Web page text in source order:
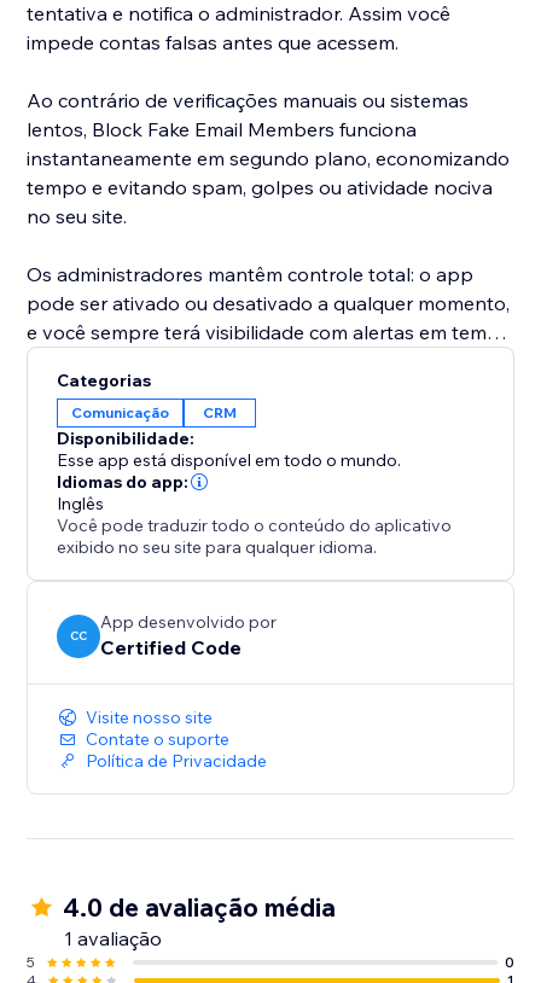
tentativa e notifica o administrador. Assim você
impede contas falsas antes que acessem.
Ao contrário de verificações manuais ou sistemas
lentos, Block Fake Email Members funciona
instantaneamente em segundo plano, economizando
tempo e evitando spam, golpes ou atividade nociva
no seu site.
Os administradores mantêm controle total: o app
pode ser ativado ou desativado a qualquer momento,
e você sempre terá visibilidade com alertas em tempo
Com Block Fake Email Members, você:
Mantém uma base de membros genuína e
confiável\n\nReduz spam e cadastros de bots
automaticamente
Economiza tempo gerenciando contas falsas
Mantém o controle com ferramentas flexíveis de
administração
Proteja sua plataforma, aumente a confiança da
comunidade e garanta que apenas membros válidos
entrem, a partir de hoje.
Categorias
Comunicação CRM
Disponibilidade:
Esse app está disponível em todo o mundo.
Idiomas do app:
Inglês
Você pode traduzir todo o conteúdo do aplicativo
exibido no seu site para qualquer idioma.
CC
App desenvolvido por
Certified Code
Visite nosso site
Contate o suporte
Política de Privacidade
4.0 de avaliação média
1 avaliação
5
0